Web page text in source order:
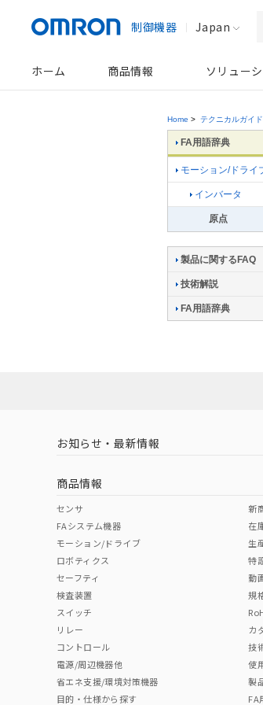
制御機器 Japan
ホーム 商品情報 ソリュー
Home > テクニカルガイド
FA用語辞典
モーション/ドライ
インバータ
原点
製品に関するFAQ
技術解説
FA用語辞典
お知らせ・最新情報
商品情報
センサ
FAシステム機器
モーション/ドライブ
ロボティクス
セーフティ
検査装置
スイッチ
リレー
コントロール
電源/周辺機器他
省エネ支援/環境対策機器
目的・仕様から探す
新
在
生
特
動
規
カ
技
使
製
FA